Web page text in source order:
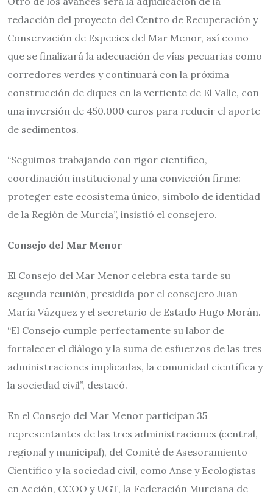
redacción del proyecto del Centro de Recuperación y
Conservación de Especies del Mar Menor, así como
que se finalizará la adecuación de vías pecuarias como
corredores verdes y continuará con la próxima
construcción de diques en la vertiente de El Valle, con
una inversión de 450.000 euros para reducir el aporte
de sedimentos.
“Seguimos trabajando con rigor científico,
coordinación institucional y una convicción firme:
proteger este ecosistema único, símbolo de identidad
de la Región de Murcia”, insistió el consejero.
Consejo del Mar Menor
El Consejo del Mar Menor celebra esta tarde su
segunda reunión, presidida por el consejero Juan
María Vázquez y el secretario de Estado Hugo Morán.
“El Consejo cumple perfectamente su labor de
fortalecer el diálogo y la suma de esfuerzos de las tres
administraciones implicadas, la comunidad científica y
la sociedad civil”, destacó.
En el Consejo del Mar Menor participan 35
representantes de las tres administraciones (central,
regional y municipal), del Comité de Asesoramiento
Científico y la sociedad civil, como Anse y Ecologistas
en Acción, CCOO y UGT, la Federación Murciana de